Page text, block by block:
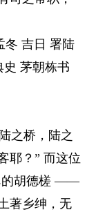
吉日 署陆
茅朝栋书
之桥，陆之
耶？” 而这位
的胡德槎 ——
著乡绅，无